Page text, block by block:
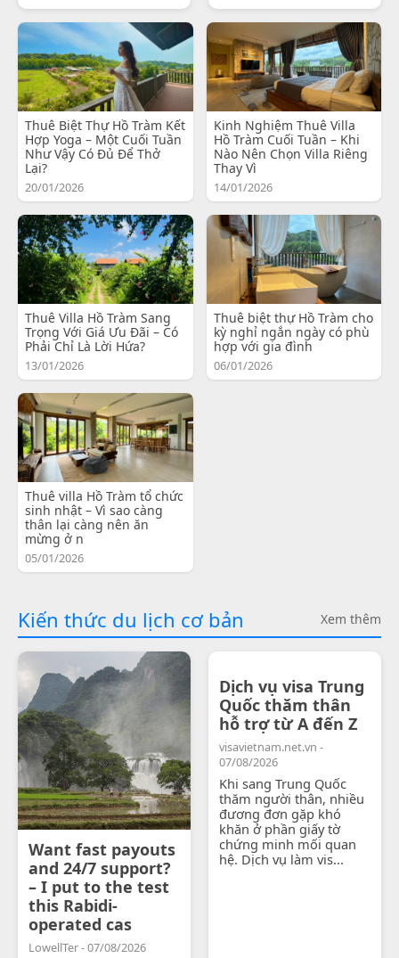
Thuê Biệt Thự Hồ Tràm Kết
Hợp Yoga – Một Cuối Tuần
Như Vậy Có Đủ Để Thở
Lại?
20/01/2026
Kinh Nghiệm Thuê Villa
Hồ Tràm Cuối Tuần – Khi
Nào Nên Chọn Villa Riêng
Thay Vì
14/01/2026
Thuê Villa Hồ Tràm Sang
Trọng Với Giá Ưu Đãi – Có
Phải Chỉ Là Lời Hứa?
13/01/2026
Thuê biệt thự Hồ Tràm cho
kỳ nghỉ ngắn ngày có phù
hợp với gia đình
06/01/2026
Thuê villa Hồ Tràm tổ chức
sinh nhật – Vì sao càng
thân lại càng nên ăn
mừng ở n
05/01/2026
Kiến thức du lịch cơ bản Xem thêm
Want fast payouts
and 24/7 support?
– I put to the test
this Rabidi-
operated cas
LowellTer - 07/08/2026
Dịch vụ visa Trung
Quốc thăm thân
hỗ trợ từ A đến Z
visavietnam.net.vn -
07/08/2026
Khi sang Trung Quốc
thăm người thân, nhiều
đương đơn gặp khó
khăn ở phần giấy tờ
chứng minh mối quan
hệ. Dịch vụ làm vis...